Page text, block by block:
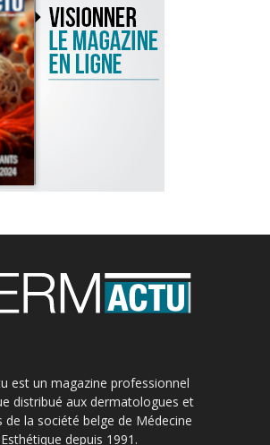
est un magazine professionnel
distribué aux dermatologues et
de la société belge de Médecine
Esthétique depuis 1991.